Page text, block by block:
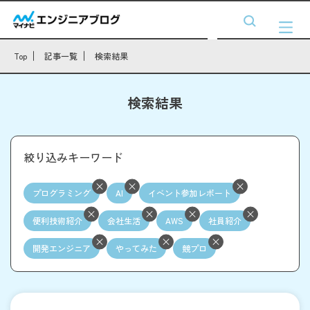
Top 記事一覧 検索結果
検索結果
絞り込みキーワード
プログラミング AI イベント参加レポート
便利技術紹介 会社生活 AWS 社員紹介
開発エンジニア やってみた 競プロ